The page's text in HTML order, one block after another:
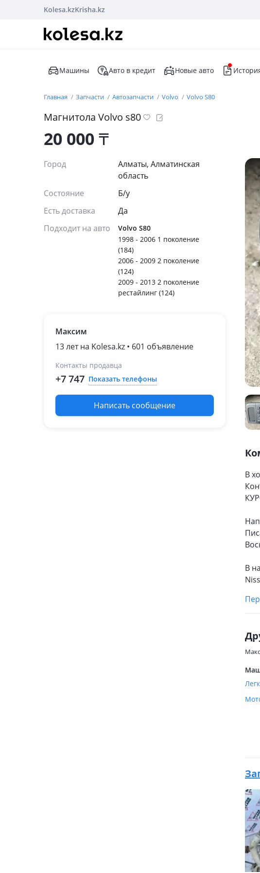
Kolesa.kzKrisha.kz
Машины Авто в кредит Новые авто
Главная Запчасти Автозапчасти Volvo Volvo S80
Магнитола Volvo s80
20 000₸
Город
Алматы, Алматинская
область
Состояние
Б/y
Есть доставка
Да
Подходит на авто
Volvo S80
1998 - 2006 1 поколение
(184)
2006 - 2009 2 поколение
(124)
2009 - 2013 2 поколение
рестайлинг (124)
Максим
13 лет на Kolesa.kz • 601 объявление
Контакты продавца
+7 747 Показать телефоны
Написать сообщение
В
В